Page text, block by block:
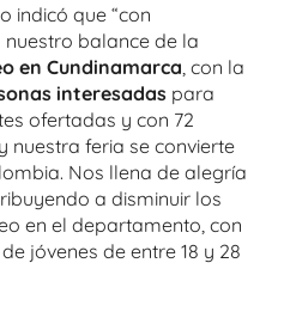
indicó que “con
balance de la
en Cundinamarca , con la
interesadas para
ofertadas y con 72
nuestra feria se convierte
Nos llena de alegría
a disminuir los
en el departamento, con
jóvenes de entre 18 y 28